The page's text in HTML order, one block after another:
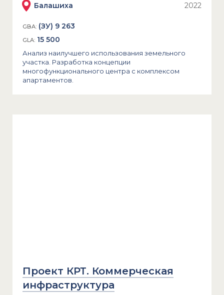
Балашиха 2022
GBA: (ЗУ) 9 263
GLA: 15 500
Анализ наилучшего использования земельного
участка. Разработка концепции
многофункционального центра с комплексом
апартаментов.
Проект КРТ. Коммерческая
инфраструктура